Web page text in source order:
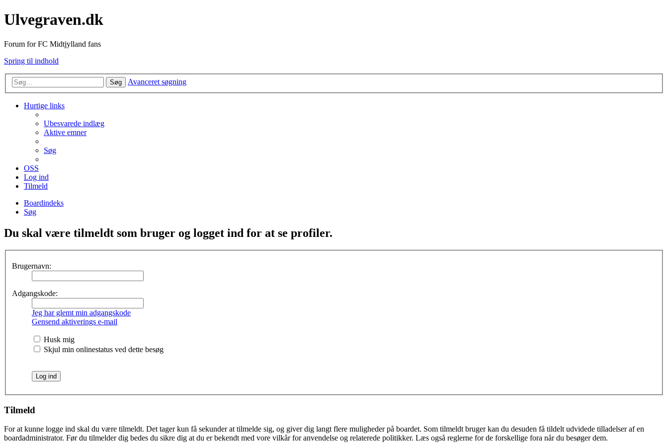
Ulvegraven.dk
Forum for FC Midtjylland fans
Spring til indhold
Søg Avanceret søgning
Hurtige links
Ubesvarede indlæg
Aktive emner
Søg
OSS
Log ind
Tilmeld
Boardindeks
Søg
Du skal være tilmeldt som bruger og logget ind for at se profiler.
Brugernavn:
Adgangskode:
Jeg har glemt min adgangskode
Gensend aktiverings e-mail
Husk mig
Skjul min onlinestatus ved dette besøg
Tilmeld
For at kunne logge ind skal du være tilmeldt. Det tager kun få sekunder at tilmelde sig, og giver dig langt flere muligheder på boardet. Som tilmeldt bruger kan du desuden få tildelt udvidede tilladelser af en
boardadministrator. Før du tilmelder dig bedes du sikre dig at du er bekendt med vore vilkår for anvendelse og relaterede politikker. Læs også reglerne for de forskellige fora når du besøger dem.